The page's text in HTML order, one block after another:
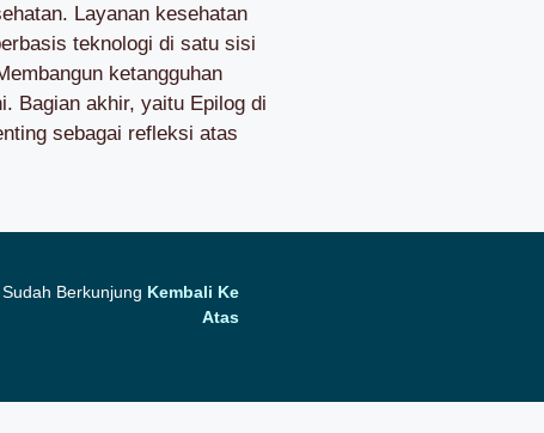
Layanan kesehatan
teknologi di satu sisi
ketangguhan
Bagian akhir, yaitu Epilog di
sebagai refleksi atas
Berkunjung Kembali Ke
Atas